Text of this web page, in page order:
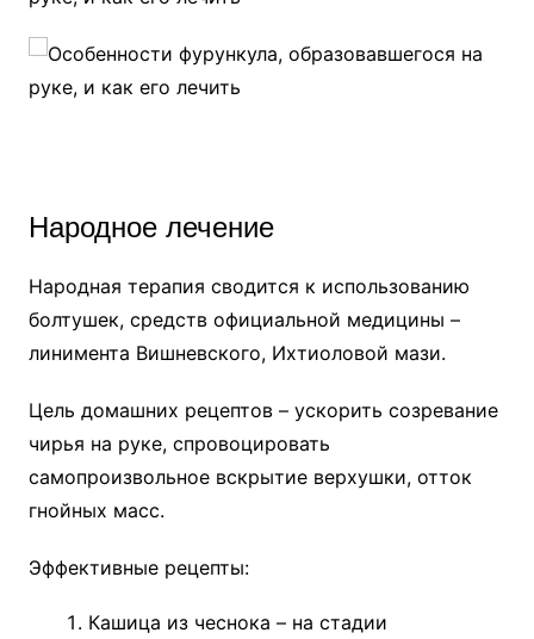
Народное лечение
Народная терапия сводится к использованию
болтушек, средств официальной медицины –
линимента Вишневского, Ихтиоловой мази.
Цель домашних рецептов – ускорить созревание
чирья на руке, спровоцировать
самопроизвольное вскрытие верхушки, отток
гнойных масс.
Эффективные рецепты:
Кашица из чеснока – на стадии